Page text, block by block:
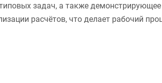
задач, а также
расчётов, что делает рабочий